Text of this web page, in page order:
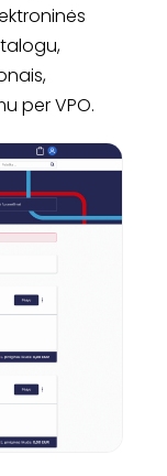
per VPO.